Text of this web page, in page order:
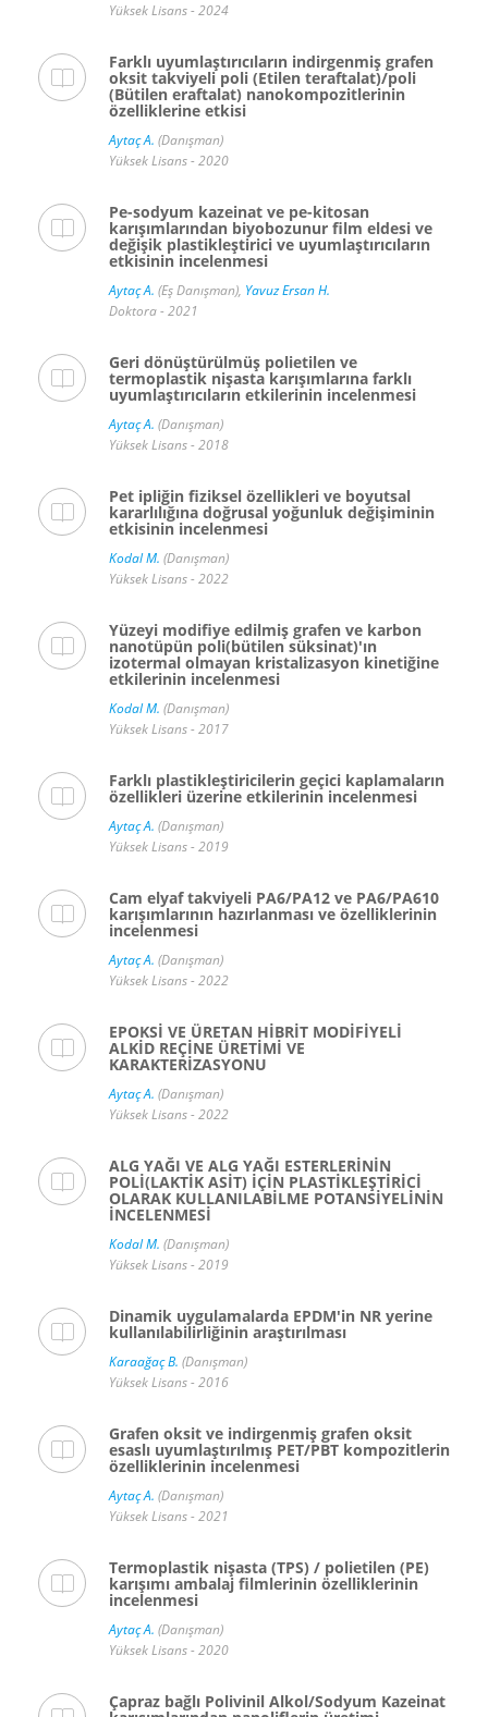
Yüksek Lisans - 2024
Farklı uyumlaştırıcıların indirgenmiş grafen
oksit takviyeli poli (Etilen teraftalat)/poli
(Bütilen eraftalat) nanokompozitlerinin
özelliklerine etkisi
Aytaç A. (Danışman)
Yüksek Lisans - 2020
Pe-sodyum kazeinat ve pe-kitosan
karışımlarından biyobozunur film eldesi ve
değişik plastikleştirici ve uyumlaştırıcıların
etkisinin incelenmesi
Aytaç A. (Eş Danışman), Yavuz Ersan H.
Doktora - 2021
Geri dönüştürülmüş polietilen ve
termoplastik nişasta karışımlarına farklı
uyumlaştırıcıların etkilerinin incelenmesi
Aytaç A. (Danışman)
Yüksek Lisans - 2018
Pet ipliğin fiziksel özellikleri ve boyutsal
kararlılığına doğrusal yoğunluk değişiminin
etkisinin incelenmesi
Kodal M. (Danışman)
Yüksek Lisans - 2022
Yüzeyi modifiye edilmiş grafen ve karbon
nanotüpün poli(bütilen süksinat)'ın
izotermal olmayan kristalizasyon kinetiğine
etkilerinin incelenmesi
Kodal M. (Danışman)
Yüksek Lisans - 2017
Farklı plastikleştiricilerin geçici kaplamaların
özellikleri üzerine etkilerinin incelenmesi
Aytaç A. (Danışman)
Yüksek Lisans - 2019
Cam elyaf takviyeli PA6/PA12 ve PA6/PA610
karışımlarının hazırlanması ve özelliklerinin
incelenmesi
Aytaç A. (Danışman)
Yüksek Lisans - 2022
EPOKSİ VE ÜRETAN HİBRİT MODİFİYELİ
ALKİD REÇİNE ÜRETİMİ VE
KARAKTERİZASYONU
Aytaç A. (Danışman)
Yüksek Lisans - 2022
ALG YAĞI VE ALG YAĞI ESTERLERİNİN
POLİ(LAKTİK ASİT) İÇİN PLASTİKLEŞTİRİCİ
OLARAK KULLANILABİLME POTANSİYELİNİN
İNCELENMESİ
Kodal M. (Danışman)
Yüksek Lisans - 2019
Dinamik uygulamalarda EPDM'in NR yerine
kullanılabilirliğinin araştırılması
Karaağaç B. (Danışman)
Yüksek Lisans - 2016
Grafen oksit ve indirgenmiş grafen oksit
esaslı uyumlaştırılmış PET/PBT kompozitlerin
özelliklerinin incelenmesi
Aytaç A. (Danışman)
Yüksek Lisans - 2021
Termoplastik nişasta (TPS) / polietilen (PE)
karışımı ambalaj filmlerinin özelliklerinin
incelenmesi
Aytaç A. (Danışman)
Yüksek Lisans - 2020
Çapraz bağlı Polivinil Alkol/Sodyum Kazeinat